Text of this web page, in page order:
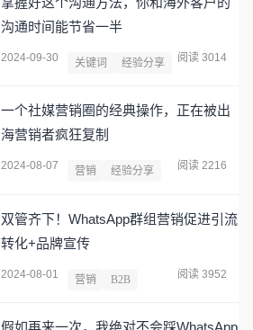
沟通时间能节省一半
2024-09-30 关键词 经验分享 阅读 3014
一个社媒营销圈的经典操作，正在被出
海营销者疯狂复制
2024-08-07 营销 经验分享 阅读 2216
双管齐下！WhatsApp群组营销促进引流
转化+品牌宣传
2024-08-01 营销 B2B 阅读 3952
假如再来一次，我绝对不会踩WhatsApp